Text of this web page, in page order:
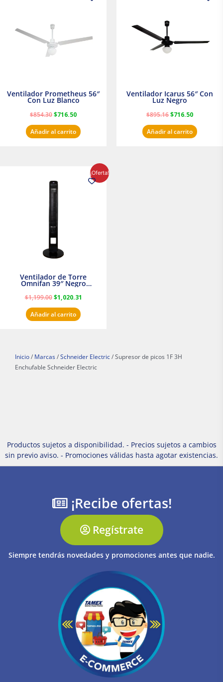
Ventilador Prometheus 56″
Con Luz Blanco
$854.30$716.50
actual
Añadir al carrito
Ventilador Icarus 56″ Con
Luz Negro
$895.16$716.50
actual
Añadir al carrito
¡Oferta!
Ventilador de Torre
Omnifan 39″ Negro
$1,199.00
original
era:
$1,020.31
precio
actual
Añadir al carrito
Inicio / Marcas / Schneider Electric / Supresor de picos 1F 3H
Enchufable Schneider Electric
Productos sujetos a disponibilidad. - Precios sujetos a cambios
sin previo aviso. - Promociones válidas hasta agotar existencias.
¡Recibe ofertas!
Regístrate
Siempre tendrás novedades y promociones antes que nadie.